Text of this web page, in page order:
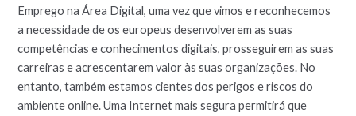
Emprego na Área Digital, uma vez que vimos e reconhecemos
a necessidade de os europeus desenvolverem as suas
competências e conhecimentos digitais, prosseguirem as suas
carreiras e acrescentarem valor às suas organizações. No
entanto, também estamos cientes dos perigos e riscos do
ambiente online. Uma Internet mais segura permitirá que